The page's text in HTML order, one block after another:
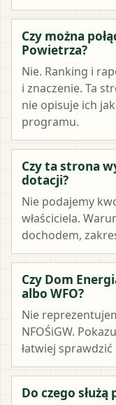
Czy można
Powietrza?
Nie. Ranking i
i znaczenie. Ta
nie opisuje ich
programu.
Czy ta strona
dotacji?
Nie podajemy
właściciela.
dochodem,
Czy Dom
albo WFO?
Nie
NFOŚiGW.
łatwiej
Do czego służą